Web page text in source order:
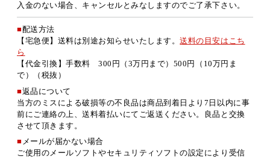
入金のない場合、キャンセルとみなしますのでご了承下さい。
■配送方法
【宅急便】送料は別途お知らせいたします。送料の目安はこち
ら
【代金引換】手数料 300円（3万円まで）500円（10万円ま
で）（税抜）
■返品について
当方のミスによる破損等の不良品は商品到着日より7日以内に事
前にご連絡の上、送料着払いにてご返送ください。良品と交換
させて頂きます。
■ メールが届かない場合
ご使用のメールソフトやセキュリティソフトの設定により受信